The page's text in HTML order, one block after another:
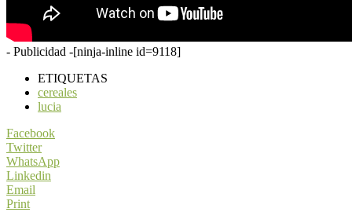
- Publicidad -[ninja-inline id=9118]
ETIQUETAS
cereales
lucia
Facebook
Twitter
WhatsApp
Linkedin
Email
Print